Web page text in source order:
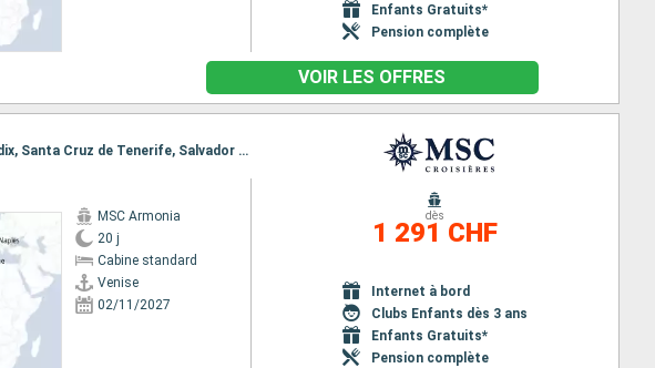
Enfants Gratuits*
Pension complète
VOIR LES OFFRES
Itinéraire : Venise, Messine, Naples, Civitavecchia - Rome, Barcelone, Cadix, Santa Cruz de Tenerife, Salvador de Bahia, Rio de Janeiro
MSC Armonia
20 j
Cabine standard
Venise
02/11/2027
dès
1 291 CHF
Internet à bord
Clubs Enfants dès 3 ans
Enfants Gratuits*
Pension complète